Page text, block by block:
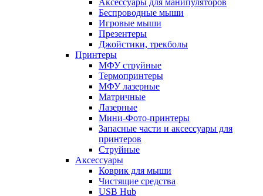
Аксессуары для манипуляторов
Беспроводные мыши
Игровые мыши
Презентеры
Джойстики, трекболы
Принтеры
МФУ струйные
Термопринтеры
МФУ лазерные
Матричные
Лазерные
Мини-Фото-принтеры
Запасные части и аксессуары для
принтеров
Струйные
Аксессуары
Коврик для мыши
Чистящие средства
USB Hub